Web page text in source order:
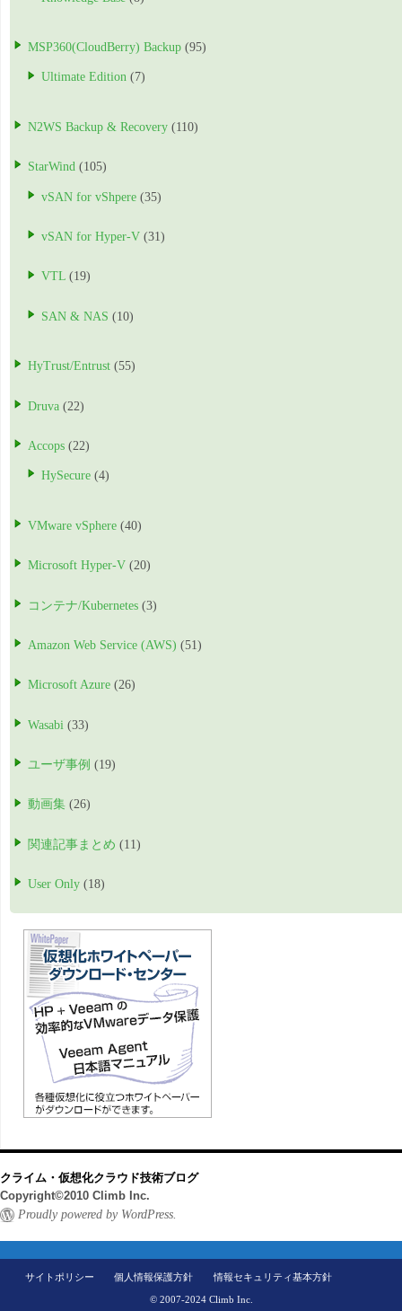
MSP360(CloudBerry) Backup (95)
Ultimate Edition (7)
N2WS Backup & Recovery (110)
StarWind (105)
vSAN for vShpere (35)
vSAN for Hyper-V (31)
VTL (19)
SAN & NAS (10)
HyTrust/Entrust (55)
Druva (22)
Accops (22)
HySecure (4)
VMware vSphere (40)
Microsoft Hyper-V (20)
コンテナ/Kubernetes (3)
Amazon Web Service (AWS) (51)
Microsoft Azure (26)
Wasabi (33)
ユーザ事例 (19)
動画集 (26)
関連記事まとめ (11)
User Only (18)
クライム・仮想化クラウド技術ブログ
Copyright©2010 Climb Inc.
Proudly powered by WordPress.
サイトポリシー 個人情報保護方針 情報セキュリティ基本方針
© 2007-2024 Climb Inc.